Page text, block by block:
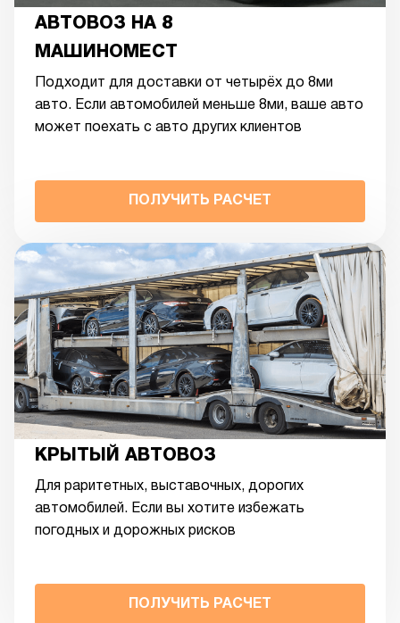
АВТОВОЗ НА 8
МАШИНОМЕСТ
Подходит для доставки от четырёх до 8ми
авто. Если автомобилей меньше 8ми, ваше авто
может поехать с авто других клиентов
ПОЛУЧИТЬ РАСЧЕТ
КРЫТЫЙ АВТОВОЗ
Для раритетных, выставочных, дорогих
автомобилей. Если вы хотите избежать
погодных и дорожных рисков
ПОЛУЧИТЬ РАСЧЕТ